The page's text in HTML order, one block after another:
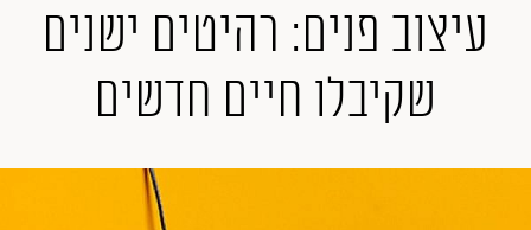
אופנה
ביוטי
עיצוב פנים: רהיטים ישנים
שקיבלו חיים חדשים